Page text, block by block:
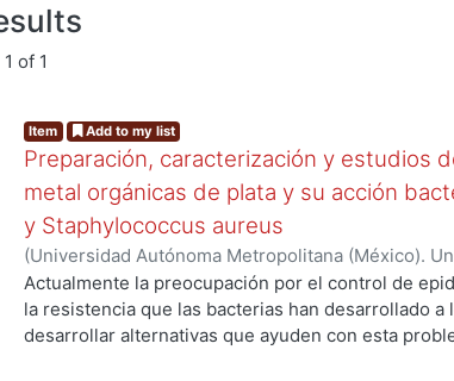
of 1
Item Add to my list
Preparación, caracterización y estudios
metal orgánicas de plata y su acción
y Staphylococcus aureus
(Universidad Autónoma Metropolitana (México).
de Servicios de Información., 2019-06)Celis Arias,
Actualmente la preocupación por el control de
la resistencia que las bacterias han desarrollado
desarrollar alternativas que ayuden con esta